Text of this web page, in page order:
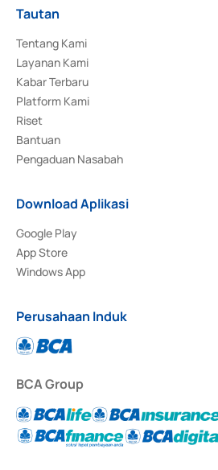
Tautan
Tentang Kami
Layanan Kami
Kabar Terbaru
Platform Kami
Riset
Bantuan
Pengaduan Nasabah
Download Aplikasi
Google Play
App Store
Windows App
Perusahaan Induk
BCA Group